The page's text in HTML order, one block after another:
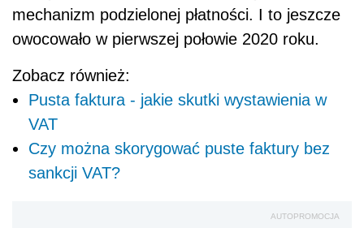
mechanizm podzielonej płatności. I to jeszcze
owocowało w pierwszej połowie 2020 roku.
Zobacz również:
Pusta faktura - jakie skutki wystawienia w
VAT
Czy można skorygować puste faktury bez
sankcji VAT?
AUTOPROMOCJA